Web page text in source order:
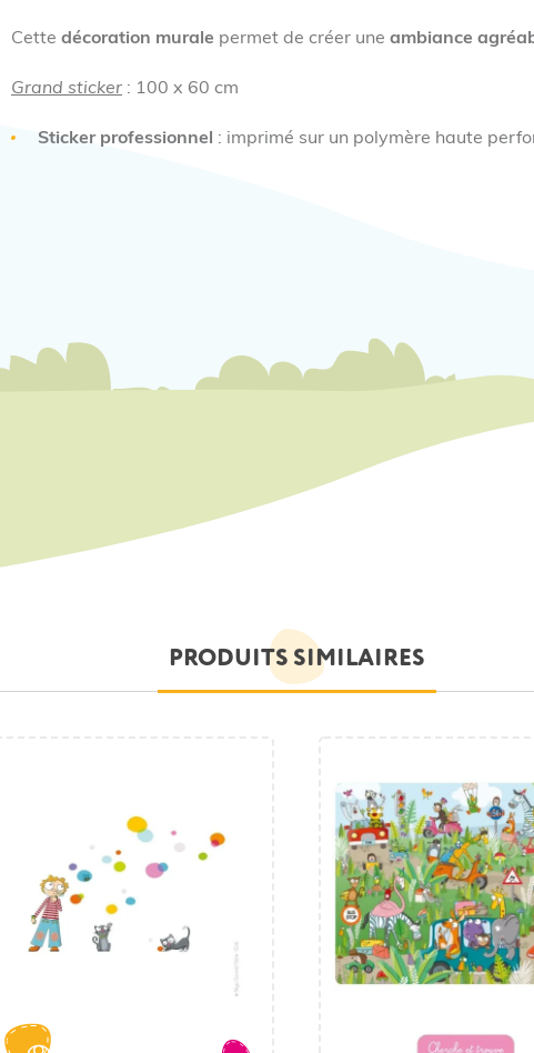
Cette décoration murale permet de créer une ambiance
Grand sticker : 100 x 60 cm
Sticker professionnel : imprimé sur un polymère haute
PRODUITS SIMILAIRES